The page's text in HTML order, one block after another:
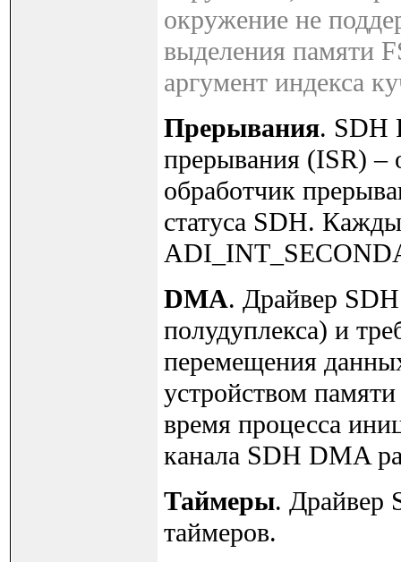
окружение не
выделения памяти
аргумент индекса
Прерывания. SDH
прерывания (ISR) –
обработчик
статуса SDH.
DMA. Драйвер
полудуплекса) и
перемещения
устройством
время процесса
канала SDH DMA
Таймеры. Драйвер
таймеров.